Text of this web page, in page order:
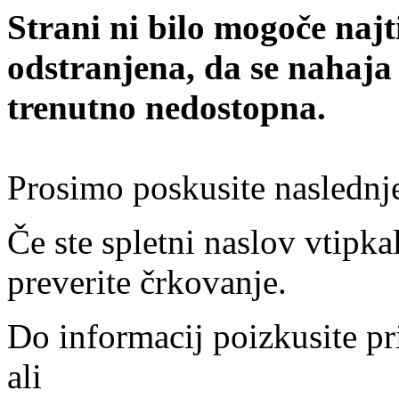
Strani ni bilo mogoče
odstranjena, da se
trenutno nedostopna.
Prosimo poskusite
Če ste spletni naslov
preverite črkovanje.
Do informacij poizkusite
ali